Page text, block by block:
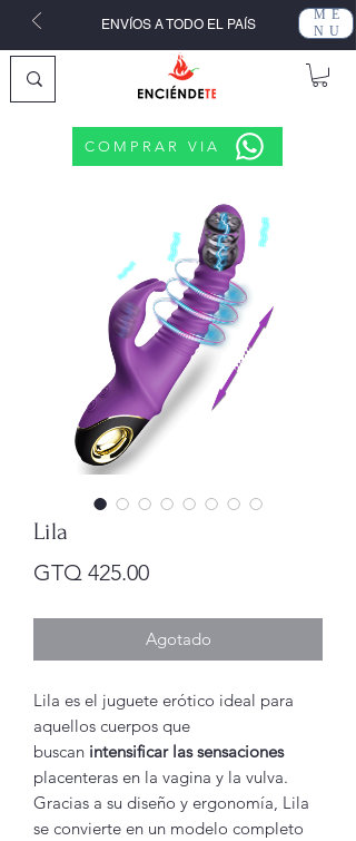
ME
NU
ENVÍOS A TODO EL PAÍS
COMPRAR VIA
Lila
GTQ 425.00Precio
Agotado
Lila es el juguete erótico ideal para
aquellos cuerpos que
buscan intensificar las sensaciones
placenteras en la vagina y la vulva.
Gracias a su diseño y ergonomía, Lila
se convierte en un modelo completo